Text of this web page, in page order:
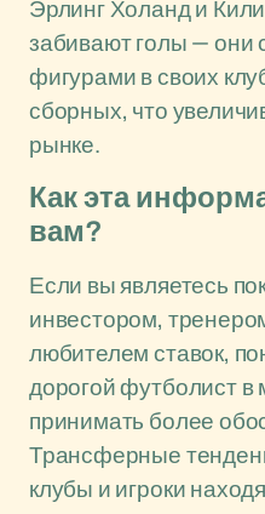
Эрлинг Холанд и
забивают голы — они
фигурами в своих
сборных, что
рынке.
Как эта
вам?
Если вы являетесь
инвестором,
любителем ставок,
дорогой футболист
принимать более
Трансферные
клубы и игроки